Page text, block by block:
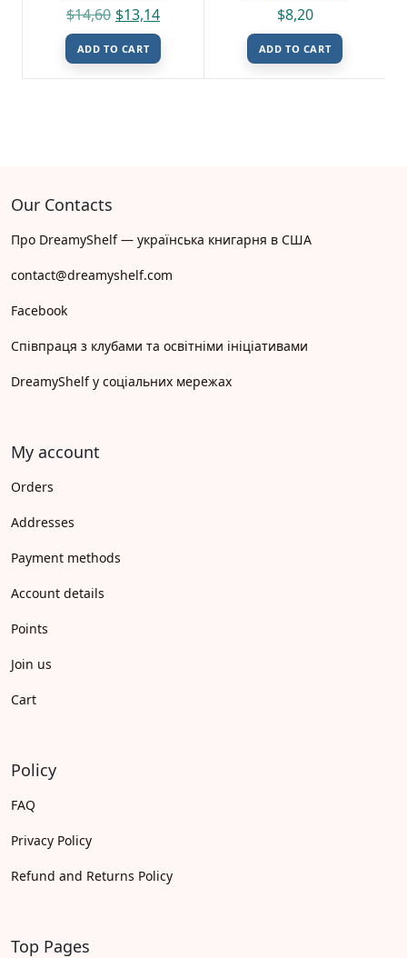
$14,60 $13,14
ADD TO CART
$8,20
ADD TO CART
Our Contacts
Про DreamyShelf — українська книгарня в США
contact@dreamyshelf.com
Facebook
Співпраця з клубами та освітніми ініціативами
DreamyShelf у соціальних мережах
My account
Orders
Addresses
Payment methods
Account details
Points
Join us
Cart
Policy
FAQ
Privacy Policy
Refund and Returns Policy
Top Pages